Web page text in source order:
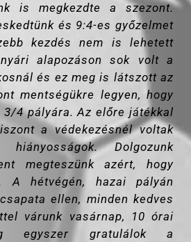
is megkezdte a szezont.
és 9:4-es győzelmet
kezdés nem is lehetett
alapozáson sok volt a
és ez meg is látszott az
mentségükre legyen, hogy
4 pályára. Az előre játékkal
a védekezésnél voltak
hiányosságok. Dolgozunk
megteszünk azért, hogy
A hétvégén, hazai pályán
ellen, minden kedves
várunk vasárnap, 10 órai
egyszer gratulálok a